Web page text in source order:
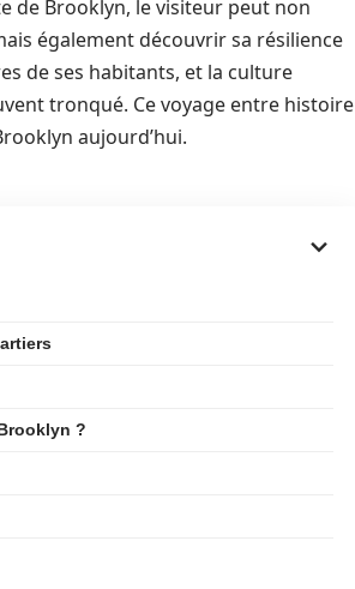
de Brooklyn, le visiteur peut non
également découvrir sa résilience
de ses habitants, et la culture
tronqué. Ce voyage entre histoire
aujourd’hui.
?